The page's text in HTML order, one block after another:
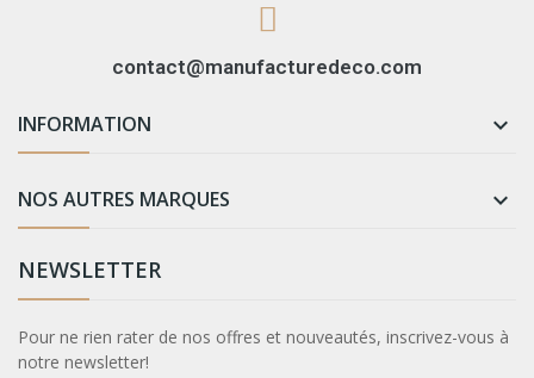
contact@manufacturedeco.com
INFORMATION 
NOS AUTRES MARQUES 
NEWSLETTER
Pour ne rien rater de nos offres et nouveautés, inscrivez-vous à
notre newsletter!